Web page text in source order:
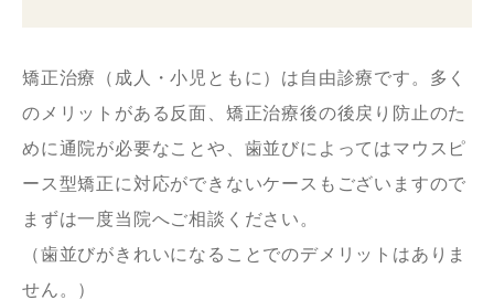
矯正治療（成人・小児ともに）は自由診療です。多く
のメリットがある反面、矯正治療後の後戻り防止のた
めに通院が必要なことや、歯並びによってはマウスピ
ース型矯正に対応ができないケースもございますので
まずは一度当院へご相談ください。
（歯並びがきれいになることでのデメリットはありま
せん。）